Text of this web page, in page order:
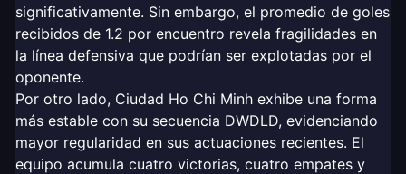
significativamente. Sin embargo, el promedio de goles
recibidos de 1.2 por encuentro revela fragilidades en
la línea defensiva que podrían ser explotadas por el
oponente.
Por otro lado, Ciudad Ho Chi Minh exhibe una forma
más estable con su secuencia DWDLD, evidenciando
mayor regularidad en sus actuaciones recientes. El
equipo acumula cuatro victorias, cuatro empates y